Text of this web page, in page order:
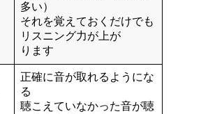
多い）
それを覚えておくだけでも
リスニング力が上が
ります
正確に音が取れるようにな
る
聴こえていなかった音が聴